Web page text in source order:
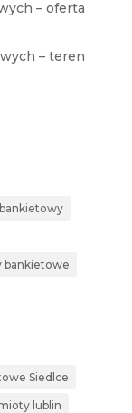
– oferta
– teren
bankietowe
Siedlce
lublin